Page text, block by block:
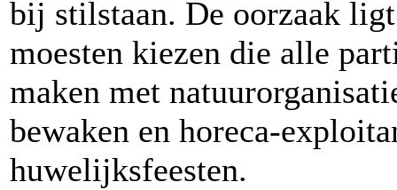
bij stilstaan. De oorzaak
moesten kiezen die alle
maken met
bewaken en horeca-
huwelijksfeesten.